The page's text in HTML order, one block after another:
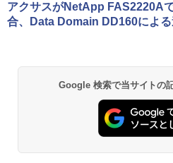
アクサスがNetApp FAS2220A
合、Data Domain DD160によ
Google 検索で当サイトの